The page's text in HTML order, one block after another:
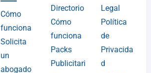
Cómo
funciona
Solicita
un
abogado
Directorio
Cómo
funciona
Packs
Publicitari
Legal
Política
de
Privacida
d